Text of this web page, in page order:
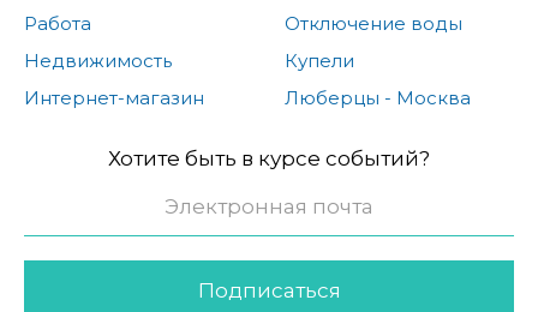
Работа
Недвижимость
Интернет-магазин
Отключение воды
Купели
Люберцы - Москва
Хотите быть в курсе событий?
Подписаться